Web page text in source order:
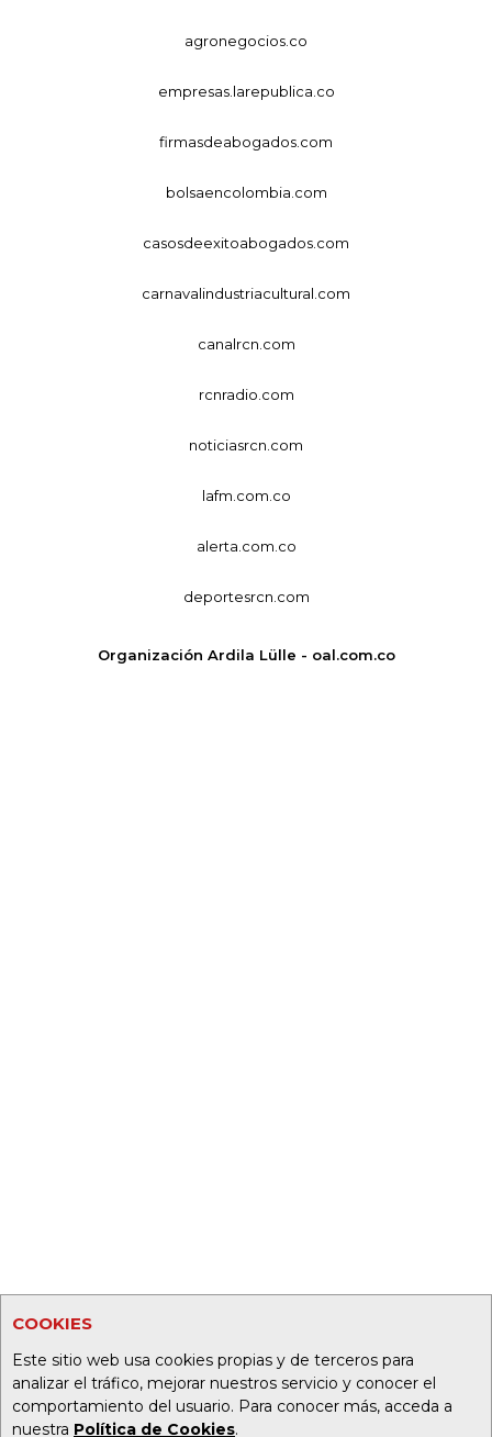
COOKIES
Este sitio web usa cookies propias y de terceros para
analizar el tráfico, mejorar nuestros servicio y conocer el
comportamiento del usuario. Para conocer más, acceda a
nuestra Política de Cookies.
agronegocios.co
empresas.larepublica.co
firmasdeabogados.com
bolsaencolombia.com
casosdeexitoabogados.com
carnavalindustriacultural.com
canalrcn.com
rcnradio.com
noticiasrcn.com
lafm.com.co
alerta.com.co
deportesrcn.com
Organización Ardila Lülle - oal.com.co